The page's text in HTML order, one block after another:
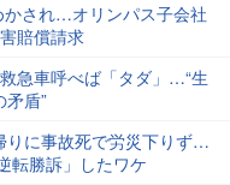
かされ…オリンパス子会社
賠償請求
急車呼べば「タダ」…“生
矛盾”
りに事故死で労災下りず…
転勝訴」したワケ